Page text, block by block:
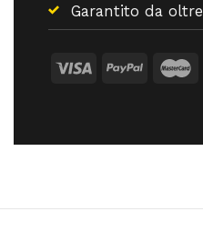
Garantito da oltre